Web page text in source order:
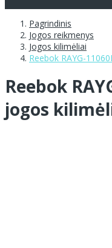
Pagrindinis
Jogos reikmenys
Jogos kilimėliai
Reebok RAYG-
Reebok
jogos